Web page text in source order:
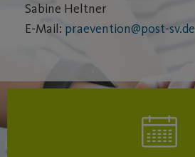
Sabine Heltner
E-Mail: praevention@post-sv.de